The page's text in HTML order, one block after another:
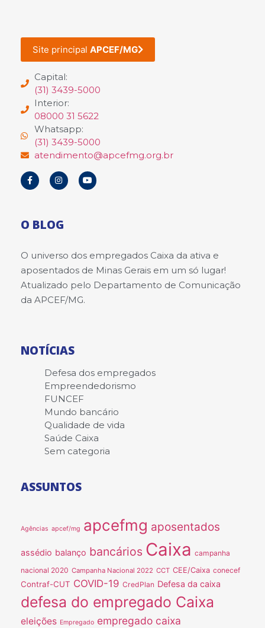
Site principal APCEF/MG
Capital:
(31) 3439-5000
Interior:
08000 31 5622
Whatsapp:
(31) 3439-5000
atendimento@apcefmg.org.br
O BLOG
O universo dos empregados Caixa da ativa e
aposentados de Minas Gerais em um só lugar!
Atualizado pelo Departamento de Comunicação
da APCEF/MG.
NOTÍCIAS
Defesa dos empregados
Empreendedorismo
FUNCEF
Mundo bancário
Qualidade de vida
Saúde Caixa
Sem categoria
ASSUNTOS
Agências apcef/mg apcefmg aposentados
assédio balanço bancários Caixa campanha
nacional 2020 Campanha Nacional 2022 CCT CEE/Caixa conecef
Contraf-CUT COVID-19 CredPlan Defesa da caixa
defesa do empregado Caixa
eleições Empregado empregado caixa